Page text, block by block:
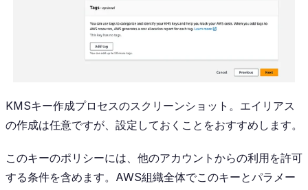
KMSキー作成プロセスのスクリーンショット。エイリアス
の作成は任意ですが、設定しておくことをおすすめします。
このキーのポリシーには、他のアカウントからの利用を許可
する条件を含めます。AWS組織全体でこのキーとパラメー